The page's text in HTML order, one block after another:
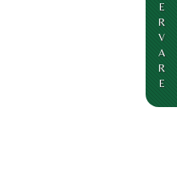
E
R
V
A
R
E